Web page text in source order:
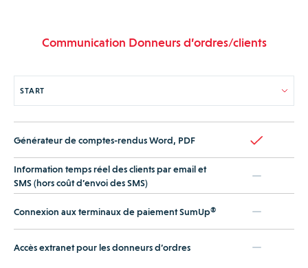
Communication Donneurs d’ordres/clients
Générateur de comptes-rendus Word, PDF
Information temps réel des clients par email et
SMS (hors coût d’envoi des SMS)
Connexion aux terminaux de paiement SumUp®
Accès extranet pour les donneurs d’ordres